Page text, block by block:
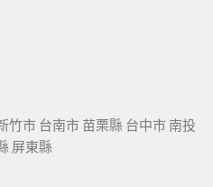
竹市 台南市 苗栗縣 台中市 南投
屏東縣